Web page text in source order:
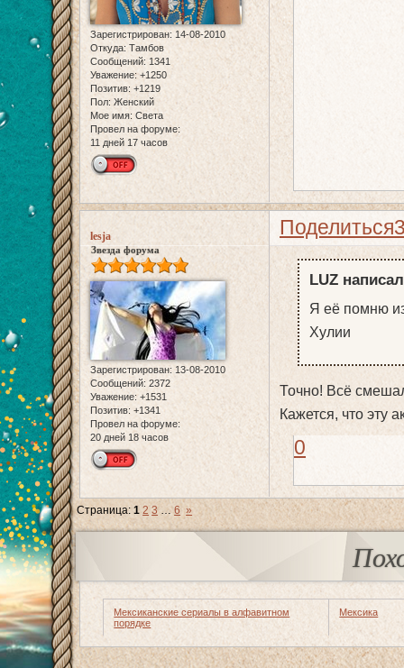
Зарегистрирован: 14-08-2010
Откуда: Тамбов
Сообщений: 1341
Уважение: +1250
Позитив: +1219
Пол: Женский
Мое имя: Света
Провел на форуме:
11 дней 17 часов
Поделиться
lesja
Звезда форума
Зарегистрирован: 13-08-2010
Сообщений: 2372
Уважение: +1531
Позитив: +1341
Провел на форуме:
20 дней 18 часов
LUZ
Я её помню
Хулии
Точно! Всё
Кажется, что эту
0
Страница:1 2 3 … 6 »
Мексиканские сериалы в алфавитном
порядке
Мексика